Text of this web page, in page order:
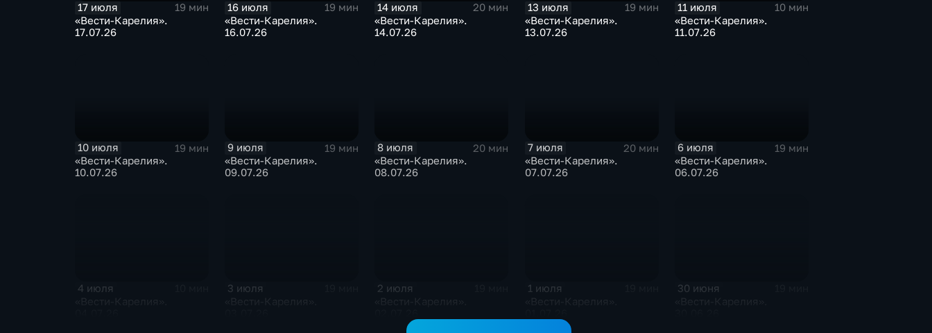
17 июля
19 мин
«Вести-Карелия».
17.07.26
16 июля
19 мин
«Вести-Карелия».
16.07.26
14 июля
20 мин
«Вести-Карелия».
14.07.26
13 июля
19 мин
«Вести-Карелия».
13.07.26
11 июля
10 мин
«Вести-Карелия».
11.07.26
10 июля
19 мин
«Вести-Карелия».
10.07.26
9 июля
19 мин
«Вести-Карелия».
09.07.26
8 июля
20 мин
«Вести-Карелия».
08.07.26
7 июля
20 мин
«Вести-Карелия».
07.07.26
6 июля
19 мин
«Вести-Карелия».
06.07.26
4 июля 3 июля 2 июля 1 июля 30 июня